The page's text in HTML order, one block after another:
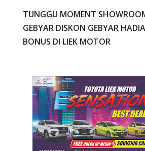
TUNGGU MOMENT
GEBYAR DISKON GEBYAR
BONUS DI LIEK MOTOR